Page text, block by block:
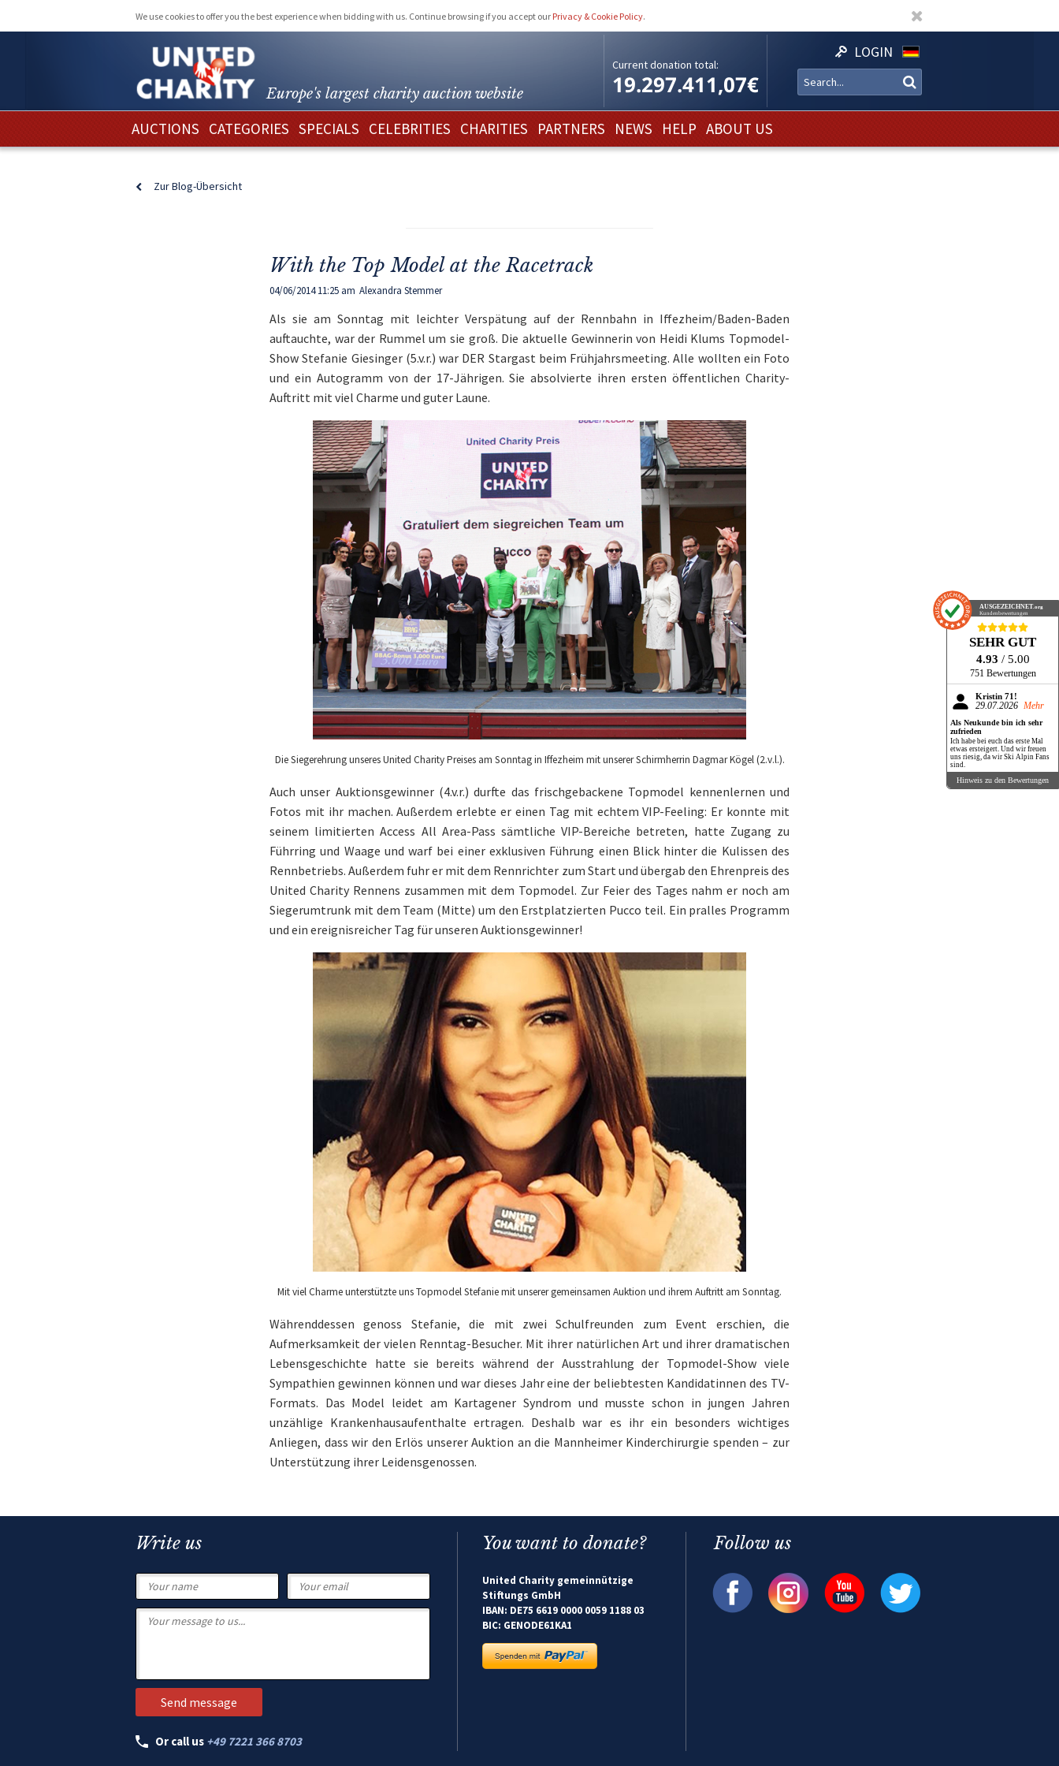
We use cookies to offer you the best experience when bidding with us. Continue browsing if you accept our Privacy & Cookie Policy.
Europe's largest charity auction website
Current donation total:
19.297.411,07€
LOGIN
AUCTIONS CATEGORIES SPECIALS CELEBRITIES CHARITIES PARTNERS NEWS HELP ABOUT US
Zur Blog-Übersicht
With the Top Model at the Racetrack
04/06/2014 11:25 am Alexandra Stemmer
Als sie am Sonntag mit leichter Verspätung auf der Rennbahn in Iffezheim/Baden-Baden
auftauchte, war der Rummel um sie groß. Die aktuelle Gewinnerin von Heidi Klums Topmodel-
Show Stefanie Giesinger (5.v.r.) war DER Stargast beim Frühjahrsmeeting. Alle wollten ein Foto
und ein Autogramm von der 17-Jährigen. Sie absolvierte ihren ersten öffentlichen Charity-
Auftritt mit viel Charme und guter Laune.
Die Siegerehrung unseres United Charity Preises am Sonntag in Iffezheim mit unserer Schirmherrin Dagmar Kögel (2.v.l.).
Auch unser Auktionsgewinner (4.v.r.) durfte das frischgebackene Topmodel kennenlernen und
Fotos mit ihr machen. Außerdem erlebte er einen Tag mit echtem VIP-Feeling: Er konnte mit
seinem limitierten Access All Area-Pass sämtliche VIP-Bereiche betreten, hatte Zugang zu
Führring und Waage und warf bei einer exklusiven Führung einen Blick hinter die Kulissen des
Rennbetriebs. Außerdem fuhr er mit dem Rennrichter zum Start und übergab den Ehrenpreis des
United Charity Rennens zusammen mit dem Topmodel. Zur Feier des Tages nahm er noch am
Siegerumtrunk mit dem Team (Mitte) um den Erstplatzierten Pucco teil. Ein pralles Programm
und ein ereignisreicher Tag für unseren Auktionsgewinner!
Mit viel Charme unterstützte uns Topmodel Stefanie mit unserer gemeinsamen Auktion und ihrem Auftritt am Sonntag.
Währenddessen genoss Stefanie, die mit zwei Schulfreunden zum Event erschien, die
Aufmerksamkeit der vielen Renntag-Besucher. Mit ihrer natürlichen Art und ihrer dramatischen
Lebensgeschichte hatte sie bereits während der Ausstrahlung der Topmodel-Show viele
Sympathien gewinnen können und war dieses Jahr eine der beliebtesten Kandidatinnen des TV-
Formats. Das Model leidet am Kartagener Syndrom und musste schon in jungen Jahren
unzählige Krankenhausaufenthalte ertragen. Deshalb war es ihr ein besonders wichtiges
Anliegen, dass wir den Erlös unserer Auktion an die Mannheimer Kinderchirurgie spenden – zur
Unterstützung ihrer Leidensgenossen.
Write us
Or call us +49 7221 366 8703
You want to donate?
United Charity gemeinnützige
Stiftungs GmbH
IBAN: DE75 6619 0000 0059 1188 03
BIC: GENODE61KA1
Follow us
AUSGEZEICHNET.org
Kundenbewertungen
SEHR GUT
4.93 / 5.00
751 Bewertungen
Kristin 71!
29.07.2026 Mehr
Als Neukunde bin ich sehr
zufrieden
Ich habe bei euch das erste Mal
etwas ersteigert. Und wir freuen
uns riesig, da wir Ski Alpin Fans
sind.
Hinweis zu den Bewertungen